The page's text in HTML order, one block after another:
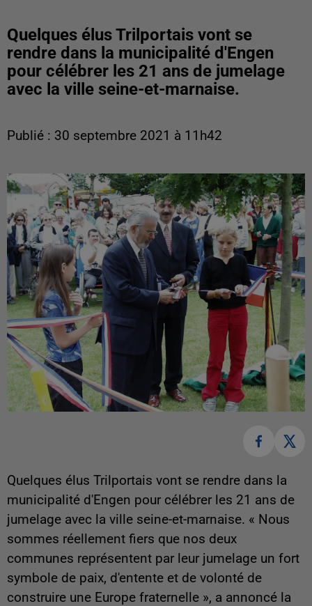
Quelques élus Trilportais vont se
rendre dans la municipalité d'Engen
pour célébrer les 21 ans de jumelage
avec la ville seine-et-marnaise.
Publié : 30 septembre 2021 à 11h42
Quelques élus Trilportais vont se rendre dans la
municipalité d'Engen pour célébrer les 21 ans de
jumelage avec la ville seine-et-marnaise. « Nous
sommes réellement fiers que nos deux
communes représentent par leur jumelage un fort
symbole de paix, d'entente et de volonté de
construire une Europe fraternelle », a annoncé la